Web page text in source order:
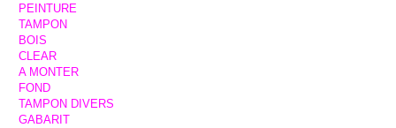
PEINTURE
TAMPON
BOIS
CLEAR
A MONTER
FOND
TAMPON DIVERS
GABARIT